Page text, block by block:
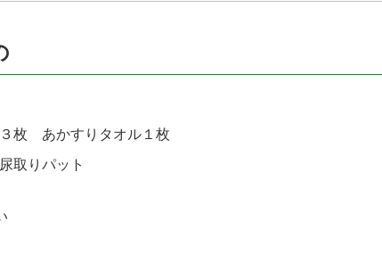
枚 あかすりタオル１枚
取りパット